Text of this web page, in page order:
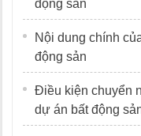
động sản
Nội dung chính
động sản
Điều kiện chuyển
dự án bất động